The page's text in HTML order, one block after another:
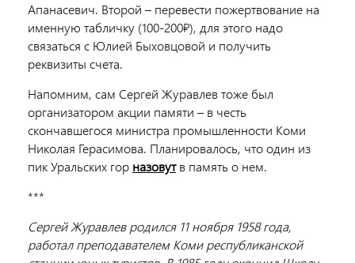
Апанасевич. Второй – перевести пожертвование на
именную табличку (100-200₽), для этого надо
связаться с Юлией Быховцовой и получить
реквизиты счета.
Напомним, сам Сергей Журавлев тоже был
организатором акции памяти – в честь
скончавшегося министра промышленности Коми
Николая Герасимова. Планировалось, что один из
пик Уральских гор назовутв память о нем.
***
Сергей Журавлев родился 11 ноября 1958 года,
работал преподавателем Коми республиканской